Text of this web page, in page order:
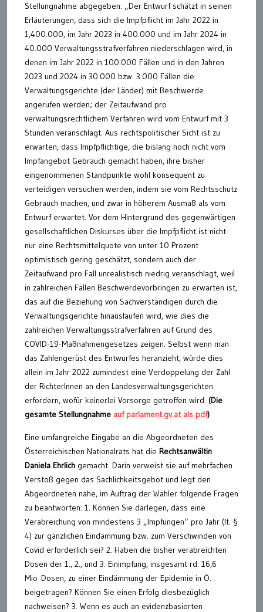
Stellungnahme abgegeben: „Der Entwurf schätzt in seinen
Erläuterungen, dass sich die Impfpflicht im Jahr 2022 in
1,400.000, im Jahr 2023 in 400.000 und im Jahr 2024 in
40.000 Verwaltungsstrafverfahren niederschlagen wird, in
denen im Jahr 2022 in 100.000 Fällen und in den Jahren
2023 und 2024 in 30.000 bzw. 3.000 Fällen die
Verwaltungsgerichte (der Länder) mit Beschwerde
angerufen werden; der Zeitaufwand pro
verwaltungsrechtlichem Verfahren wird vom Entwurf mit 3
Stunden veranschlagt. Aus rechtspolitischer Sicht ist zu
erwarten, dass Impfpflichtige, die bislang noch nicht vom
Impfangebot Gebrauch gemacht haben, ihre bisher
eingenommenen Standpunkte wohl konsequent zu
verteidigen versuchen werden, indem sie vom Rechtsschutz
Gebrauch machen, und zwar in höherem Ausmaß als vom
Entwurf erwartet. Vor dem Hintergrund des gegenwärtigen
gesellschaftlichen Diskurses über die Impfpflicht ist nicht
nur eine Rechtsmittelquote von unter 10 Prozent
optimistisch gering geschätzt, sondern auch der
Zeitaufwand pro Fall unrealistisch niedrig veranschlagt, weil
in zahlreichen Fällen Beschwerdevorbringen zu erwarten ist,
das auf die Beziehung von Sachverständigen durch die
Verwaltungsgerichte hinauslaufen wird, wie dies die
zahlreichen Verwaltungsstrafverfahren auf Grund des
COVID-19-Maßnahmengesetzes zeigen. Selbst wenn man
das Zahlengerüst des Entwurfes heranzieht, würde dies
allein im Jahr 2022 zumindest eine Verdoppelung der Zahl
der RichterInnen an den Landesverwaltungsgerichten
erfordern, wofür keinerlei Vorsorge getroffen wird. (Die
gesamte Stellungnahme auf parlament.gv.at als pdf)
Eine umfangreiche Eingabe an die Abgeordneten des
Österreichischen Nationalrats hat die Rechtsanwältin
Daniela Ehrlich gemacht. Darin verweist sie auf mehrfachen
Verstoß gegen das Sachlichkeitsgebot und legt den
Abgeordneten nahe, im Auftrag der Wähler folgende Fragen
zu beantworten: 1. Können Sie darlegen, dass eine
Verabreichung von mindestens 3 „Impfungen“ pro Jahr (lt. §
4) zur gänzlichen Eindämmung bzw. zum Verschwinden von
Covid erforderlich sei? 2. Haben die bisher verabreichten
Dosen der 1., 2., und 3. Einimpfung, insgesamt rd. 16,6
Mio Dosen, zu einer Eindämmung der Epidemie in Ö.
beigetragen? Können Sie einen Erfolg diesbezüglich
nachweisen? 3. Wenn es auch an evidenzbasierten